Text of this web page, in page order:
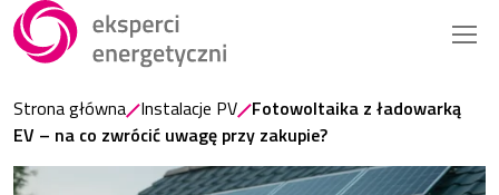
Strona główna Instalacje PV Fotowoltaika z ładowarką
EV – na co zwrócić uwagę przy zakupie?